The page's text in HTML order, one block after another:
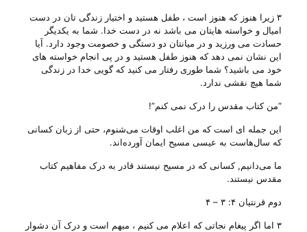
۳ زیرا هنوز که هنوز است ، طفل هستید و اختیار زندگی تان در دست
امیال و خواسته هایتان می باشد نه در دست خدا. شما به یکدیگر
حسادت می ورزید و در میانتان دو دستگی و خصومت وجود دارد. آیا
این نشان نمی دهد که هنوز طفل هستید و در پی انجام خواسته های
خود می باشید؟ شما طوری رفتار می کنید که گویی خدا در زندگی
شما هیچ نقشی ندارد.
“من کتاب مقدس را درک نمی کنم”!
این جمله ای‌ است که من اغلب اوقات می‌شنوم، حتی از زبان کسانی
که سال‌هاست به عیسی مسیح ایمان آورده‌اند.
ما می‌دانیم, کسانی‌ که در مسیح نیستند قادر به درک مفاهیم کتاب
مقدس نیستند.
دوم قرنتیان ۴: ۳ – ۴
۳ اما اگر پیغام نجاتی که اعلام می کنیم ، مبهم است و درک آن دشوار